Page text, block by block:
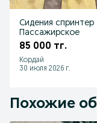
Сидения спринтер
Пассажирское
85 000 тг.
Кордай
30 июля 2026 г.
Похожие